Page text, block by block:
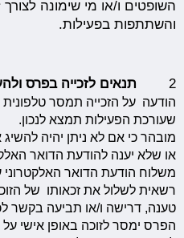
השופטים ו/או מי שימונה
והשתתפות בפעילות.
2 תנאים לזכייה בפרס
הודעה על הזכייה תמסר
שעורכת הפעילות תמצא לנכון.
מובהר כי אם לא ניתן יהיה
משלוח הודעת הדואר האלקטרוני
רשאית לשלול את זכאותו של
טענה, דרישה ו/או תביעה בקשר
הפרס ימסר לזוכה באופן אישי